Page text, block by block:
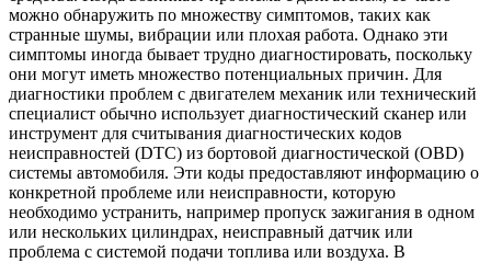
можно обнаружить по множеству симптомов, таких как
странные шумы, вибрации или плохая работа. Однако эти
симптомы иногда бывает трудно диагностировать, поскольку
они могут иметь множество потенциальных причин. Для
диагностики проблем с двигателем механик или технический
специалист обычно использует диагностический сканер или
инструмент для считывания диагностических кодов
неисправностей (DTC) из бортовой диагностической (OBD)
системы автомобиля. Эти коды предоставляют информацию о
конкретной проблеме или неисправности, которую
необходимо устранить, например пропуск зажигания в одном
или нескольких цилиндрах, неисправный датчик или
проблема с системой подачи топлива или воздуха. В